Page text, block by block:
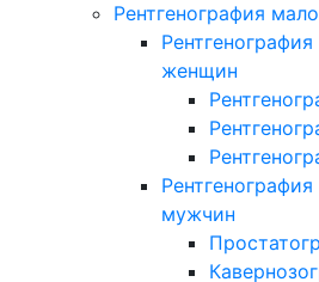
Рентгенография
женщин
мужчин